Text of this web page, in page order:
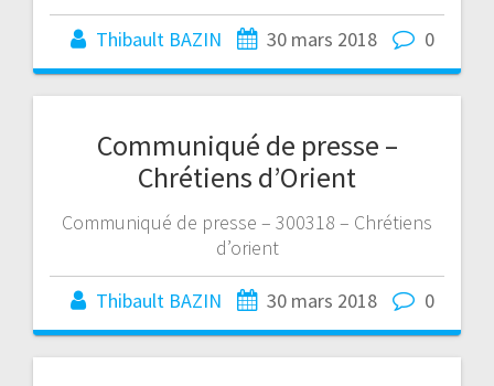
Thibault BAZIN 30 mars 2018 0
Communiqué de presse –
Chrétiens d’Orient
Communiqué de presse – 300318 – Chrétiens
d’orient
Thibault BAZIN 30 mars 2018 0